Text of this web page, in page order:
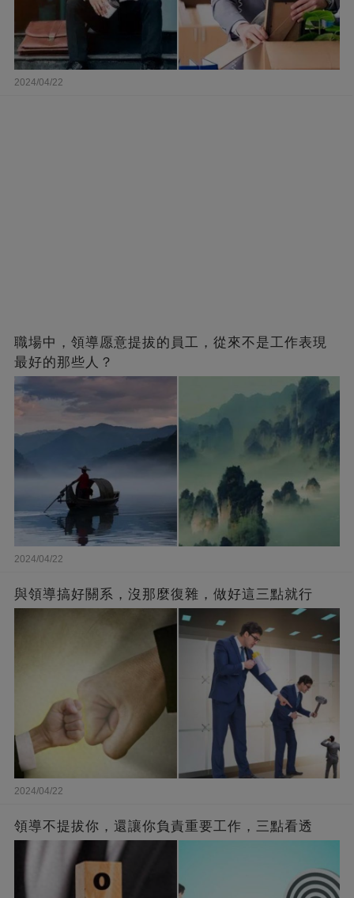
2024/04/22
職場中，領導愿意提拔的員工，從來不是工作表現
最好的那些人？
2024/04/22
與領導搞好關系，沒那麼復雜，做好這三點就行
2024/04/22
領導不提拔你，還讓你負責重要工作，三點看透